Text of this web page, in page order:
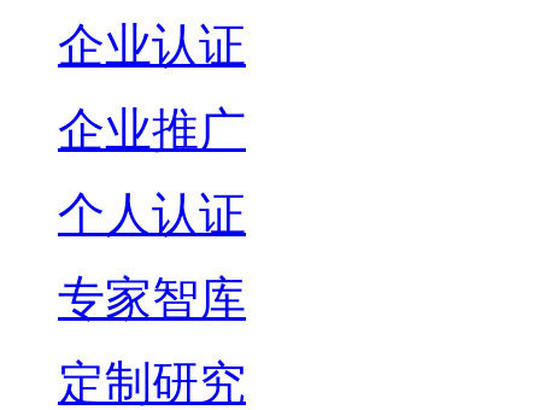
企业认证
企业推广
个人认证
专家智库
定制研究